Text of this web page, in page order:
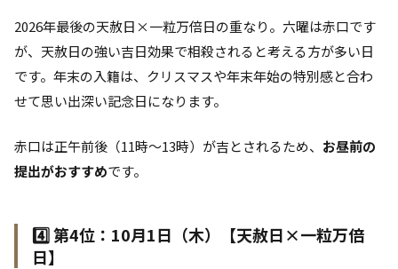
2026年最後の天赦日×一粒万倍日の重なり。六曜は赤口です
が、天赦日の強い吉日効果で相殺されると考える方が多い日
です。年末の入籍は、クリスマスや年末年始の特別感と合わ
せて思い出深い記念日になります。
赤口は正午前後（11時〜13時）が吉とされるため、 お昼前の
提出がおすすめです。
4️⃣ 第4位：10月1日（木）【天赦日×一粒万倍
日】